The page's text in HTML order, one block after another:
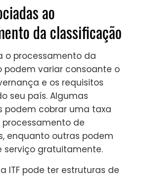
ao
da classificação
o processamento da
podem variar consoante o
e os requisitos
seu país. Algumas
podem cobrar uma taxa
de
enquanto outras podem
serviço gratuitamente.
ITF pode ter estruturas de